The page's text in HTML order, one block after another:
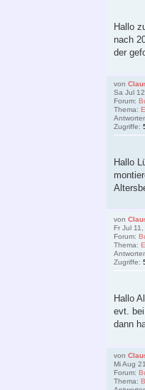
Hallo
nach
der
von
Sa Jul
Forum:
Thema:
Zugriffe:
Hallo
von
Fr Jul
Forum:
Thema:
Zugriffe:
Hallo
evt.
dann
von
Mi Aug
Forum:
Thema: